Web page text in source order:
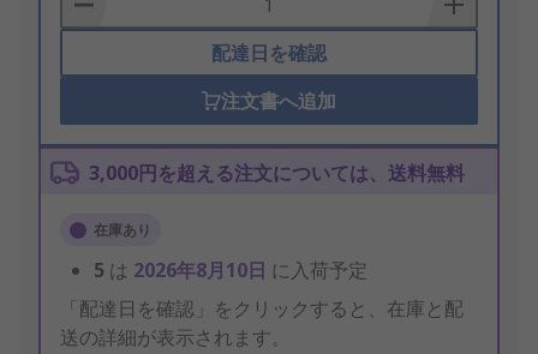
配達日を確認
注文書へ追加
3,000円を超える注文については、送料無料
在庫あり
5 は 2026年8月10日 に入荷予定
「配達日を確認」をクリックすると、在庫と配
送の詳細が表示されます。